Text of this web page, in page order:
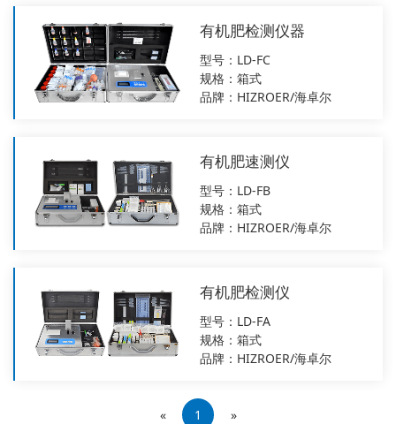
有机肥检测仪器
型号：LD-FC
规格：箱式
品牌：HIZROER/海卓尔
有机肥速测仪
型号：LD-FB
规格：箱式
品牌：HIZROER/海卓尔
有机肥检测仪
型号：LD-FA
规格：箱式
品牌：HIZROER/海卓尔
« 1 »